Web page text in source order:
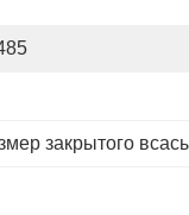
закрытого